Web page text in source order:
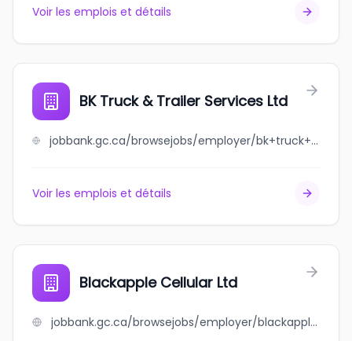
Voir les emplois et détails
BK Truck & Trailer Services Ltd
jobbank.gc.ca/browsejobs/employer/bk+truck+%26+trailer+services+ltd/ca
Voir les emplois et détails
Blackapple Cellular Ltd
jobbank.gc.ca/browsejobs/employer/blackapple+cellular+ltd/ca